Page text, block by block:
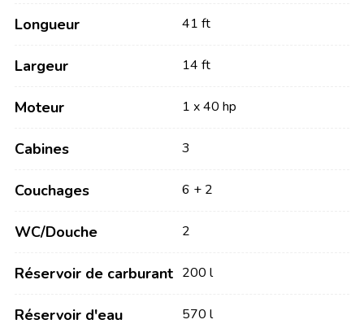
Longueur 41 ft
Largeur 14 ft
Moteur 1 x 40 hp
Cabines 3
Couchages 6 + 2
WC/Douche 2
Réservoir de carburant 200 l
Réservoir d'eau 570 l